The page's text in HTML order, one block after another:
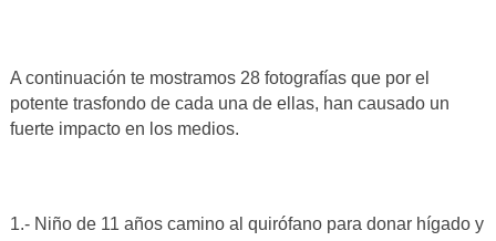
A continuación te mostramos 28 fotografías que por el
potente trasfondo de cada una de ellas, han causado un
fuerte impacto en los medios.
1.- Niño de 11 años camino al quirófano para donar hígado y